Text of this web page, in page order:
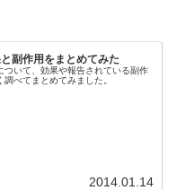
副作用をまとめてみた
ついて、効果や報告されている副作
べてまとめてみました。
2014.01.14